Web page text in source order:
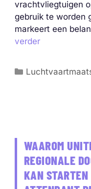
vrachtvliegtuigen
gebruik te worden
markeert een
verder
Categorieën
WAAROM
REGIONALE
KAN